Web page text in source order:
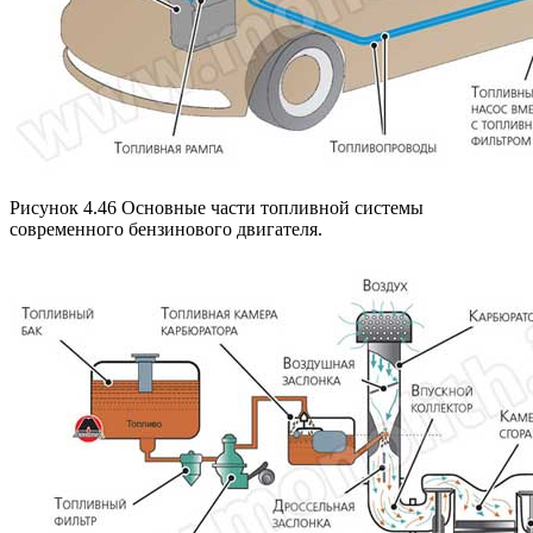
Рисунок 4.46 Основные части топливной системы
современного бензинового двигателя.